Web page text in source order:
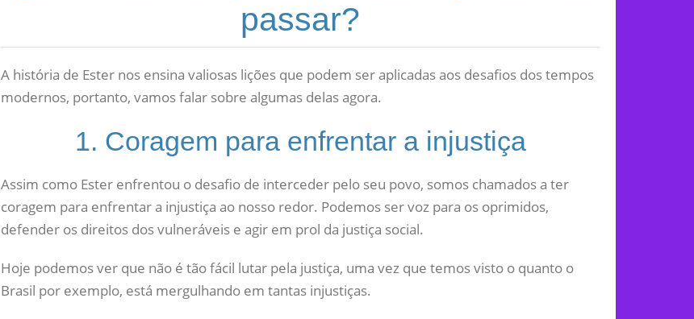
passar?
A história de Ester nos ensina valiosas lições que podem ser aplicadas aos desafios dos tempos
modernos, portanto, vamos falar sobre algumas delas agora.
1. Coragem para enfrentar a injustiça
Assim como Ester enfrentou o desafio de interceder pelo seu povo, somos chamados a ter
coragem para enfrentar a injustiça ao nosso redor. Podemos ser voz para os oprimidos,
defender os direitos dos vulneráveis ​​e agir em prol da justiça social.
Hoje podemos ver que não é tão fácil lutar pela justiça, uma vez que temos visto o quanto o
Brasil por exemplo, está mergulhando em tantas injustiças.